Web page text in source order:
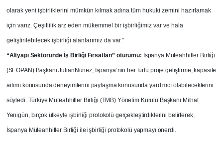
olarak yeni işbirliklerini mümkün kılmak adına tüm hukuki zemini hazırlamak
için varız. Çeşitlilik arz eden mükemmel bir işbirliğimiz var ve hala
geliştirilebilecek işbirliği alanlarımız da var.”
“Altyapı Sektöründe İş Birliği Fırsatları” oturumu: İspanya Müteahhitler Birliği
(SEOPAN) Başkanı JulianNunez, İspanya’nın her türlü proje geliştirme, kapasite
artımı konusunda deneyimlerini paylaşma konusunda yardımcı olabileceklerini
söyledi. Türkiye Müteahhitler Birliği (TMB) Yönetim Kurulu Başkanı Mithat
Yenigün, birçok ülkeyle işbirliği protokolü gerçekleştirdiklerini belirterek,
İspanya Müteahhitler Birliği ile işbirliği protokolü yapmayı önerdi.